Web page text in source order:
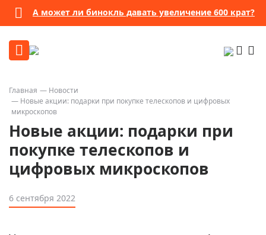
А может ли бинокль давать увеличение 600 крат?
Главная
Новости
Новые акции: подарки при покупке телескопов и цифровых
микроскопов
Новые акции: подарки при
покупке телескопов и
цифровых микроскопов
6 сентября 2022